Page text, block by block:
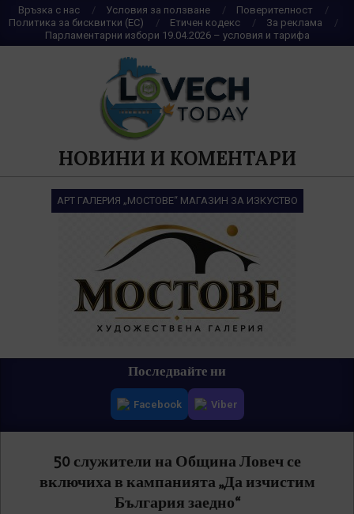
Skip
to
content
Връзка с нас Условия за ползване
Поверителност
Политика за бисквитки (ЕС)
Етичен кодекс
За реклама
Парламентарни избори 19.04.2026 – условия и тарифа
НОВИНИ И КОМЕНТАРИ
АРТ ГАЛЕРИЯ „МОСТОВЕ“ МАГАЗИН ЗА ИЗКУСТВО
Последвайте ни
Facebook Viber
50 служители на Община Ловеч се
включиха в кампанията „Да изчистим
България заедно“